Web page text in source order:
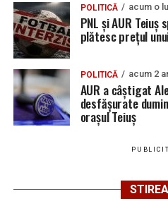
POLITICĂ acum o
PNL și AUR Teiuș
plătesc prețul
POLITICĂ acum 2
AUR a câștigat
desfășurate
orașul Teiuș